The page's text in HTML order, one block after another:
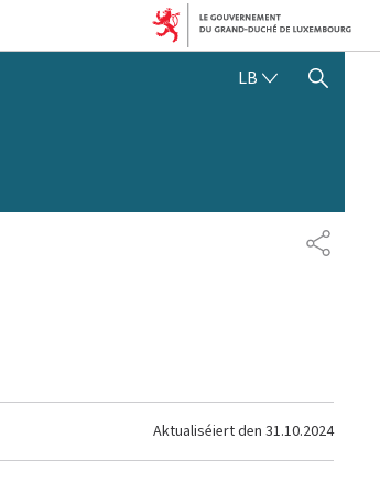
LB SHOW HIDE SEARCH
Aktualiséiert den 31.10.2024